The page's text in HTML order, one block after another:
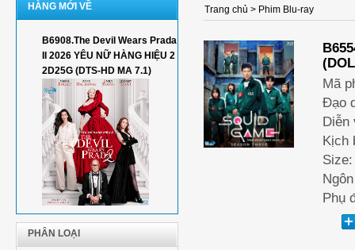
HÀNG MỚI VỀ
B6908.The Devil Wears Prada
II 2026 YÊU NỮ HÀNG HIỆU 2
2D25G (DTS-HD MA 7.1)
PHÂN LOẠI
Trang chủ > Phim Blu-ray
Mã
Đạo
Diễn
Kịch
Phụ